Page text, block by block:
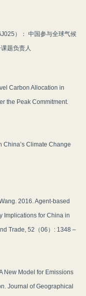
）： 中国参与全球气候
题负责人
Carbon Allocation in
the Peak Commitment.
China’s Climate Change
2016. Agent-based
Implications for China in
Trade, 52（06）: 1348 –
New Model for Emissions
Journal of Geographical